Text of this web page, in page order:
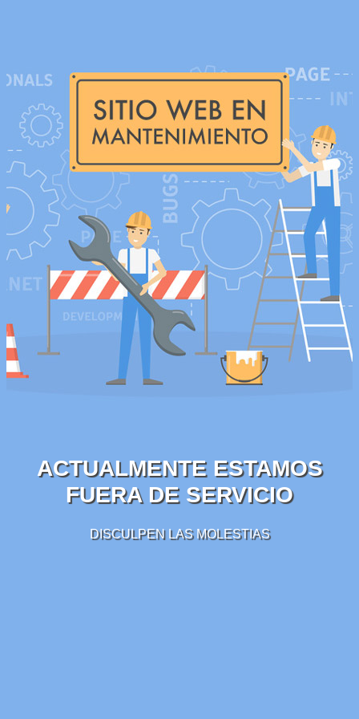
ACTUALMENTE ESTAMOS
FUERA DE SERVICIO
DISCULPEN LAS MOLESTIAS